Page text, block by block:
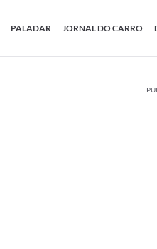
PALADAR JORNAL DO CARRO